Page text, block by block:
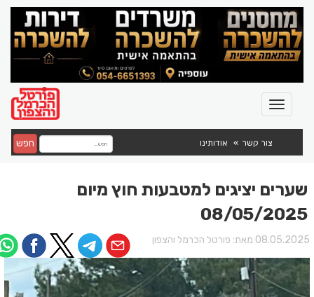
צור קשר אודותינו חפש
שערים יציגים למטבעות חוץ מיום
08/05/2025
מאת: פורטל הכרמל והצפון